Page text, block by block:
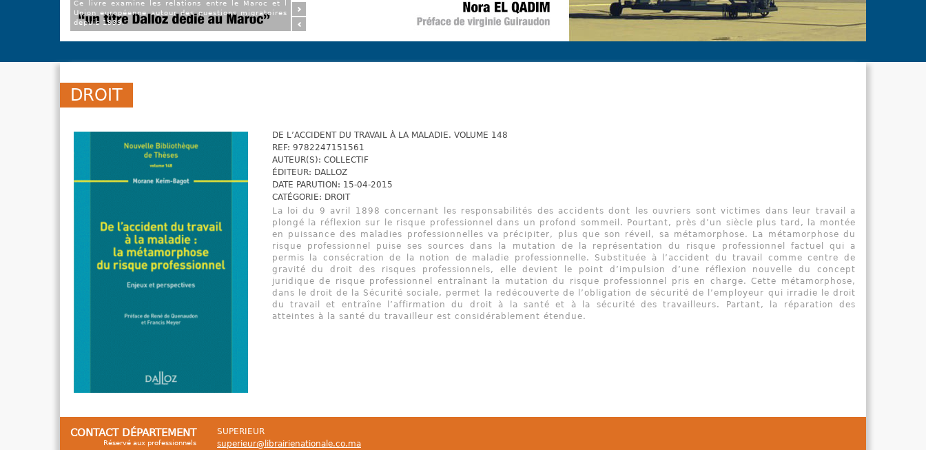
Ce livre examine les relations entre le Maroc et l
Union européenne autour des questions migratoires
depuis 1999.
DROIT
DE L’ACCIDENT DU TRAVAIL À LA MALADIE. VOLUME 148
REF: 9782247151561
AUTEUR(S): COLLECTIF
ÉDITEUR: DALLOZ
DATE PARUTION: 15-04-2015
CATÉGORIE: DROIT
La loi du 9 avril 1898 concernant les responsabilités des accidents dont les ouvriers sont victimes dans leur travail a
plongé la réflexion sur le risque professionnel dans un profond sommeil. Pourtant, près d’un siècle plus tard, la montée
en puissance des maladies professionnelles va précipiter, plus que son réveil, sa métamorphose. La métamorphose du
risque professionnel puise ses sources dans la mutation de la représentation du risque professionnel factuel qui a
permis la consécration de la notion de maladie professionnelle. Substituée à l’accident du travail comme centre de
gravité du droit des risques professionnels, elle devient le point d’impulsion d’une réflexion nouvelle du concept
juridique de risque professionnel entraînant la mutation du risque professionnel pris en charge. Cette métamorphose,
dans le droit de la Sécurité sociale, permet la redécouverte de l’obligation de sécurité de l’employeur qui irradie le droit
du travail et entraîne l’affirmation du droit à la santé et à la sécurité des travailleurs. Partant, la réparation des
atteintes à la santé du travailleur est considérablement étendue.
CONTACT DÉPARTEMENT
Réservé aux professionnels
SUPERIEUR
superieur@librairienationale.co.ma